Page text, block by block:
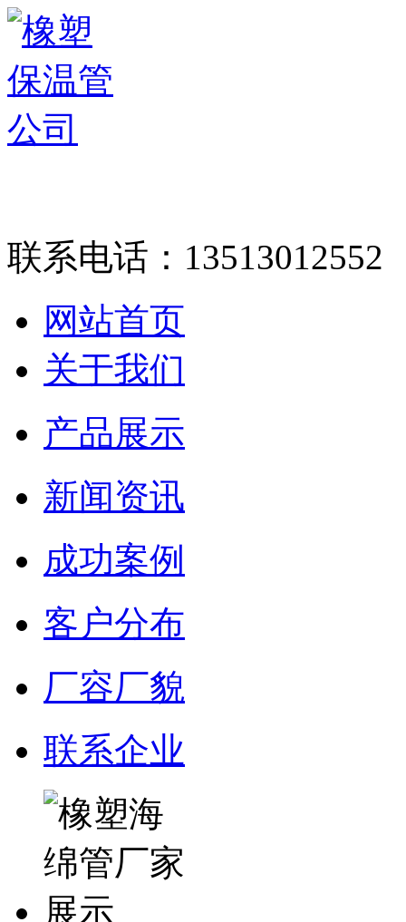
联系电话： 13513012552
网站首页
关于我们
产品展示
新闻资讯
成功案例
客户分布
厂容厂貌
联系企业